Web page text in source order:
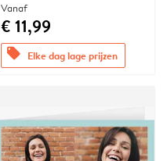
Vanaf
€ 11,99
offers Elke dag lage prijzen